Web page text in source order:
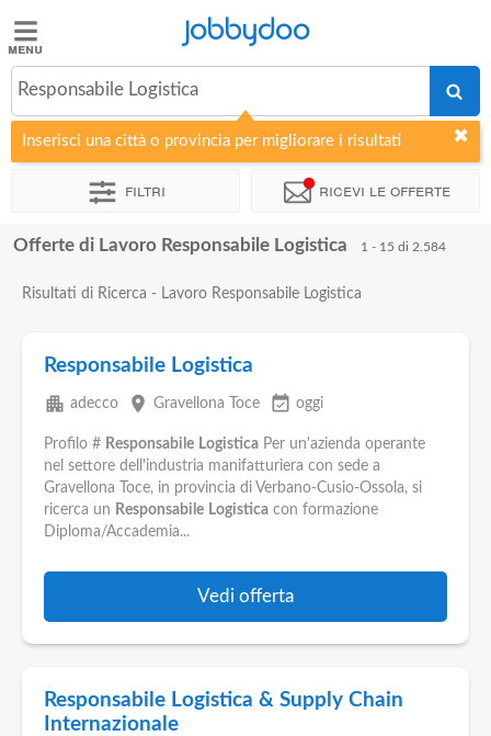
Jobbydoo
Offerte
di
lavoro
Elenco
Blog
Pubblica
Offerte
Jobbydoo
Responsabile Logistica
Inserisci una città o provincia per migliorare i risultati
Filtri Ricevi le offerte
Offerte di Lavoro Responsabile Logistica 1 - 15 di 2.584
Risultati di Ricerca - Lavoro Responsabile Logistica
Responsabile Logistica
apartment adecco place Gravellona Toce event_available oggi
Profilo # Responsabile Logistica Per un'azienda operante
nel settore dell'industria manifatturiera con sede a
Gravellona Toce, in provincia di Verbano-Cusio-Ossola, si
ricerca un Responsabile Logistica con formazione
Diploma/Accademia...
Vedi offerta
Responsabile Logistica & Supply Chain
Internazionale